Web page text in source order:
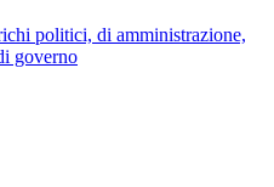
politici, di amministrazione,
governo